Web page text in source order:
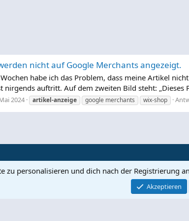
nicht auf Google Merchants angezeigt.
habe ich das Problem, dass meine Artikel
nirgends auftritt. Auf dem zweiten Bild steht:
2024 artikel-anzeige google merchants wix-shop
zu personalisieren und dich nach der
Akzeptieren